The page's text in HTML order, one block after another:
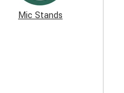
Mic Stands